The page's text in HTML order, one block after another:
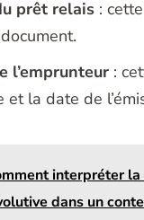
prêt relais :
l’emprunteur :
et la date de
interpréter
dans un